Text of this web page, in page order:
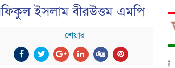
ইসলাম বীরউত্তম এমপি
শেয়ার